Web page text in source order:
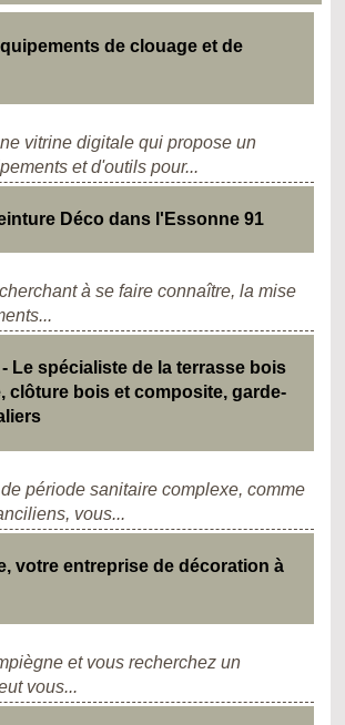
de clouage et de
vitrine digitale qui propose un
et d'outils pour...
Déco dans l'Essonne 91
à se faire connaître, la mise
- Le spécialiste de la terrasse bois
clôture bois et composite, garde-
période sanitaire complexe, comme
vous...
votre entreprise de décoration à
et vous recherchez un
vous...